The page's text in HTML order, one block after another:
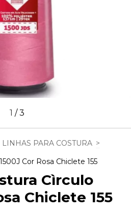
1 /3
LINHAS PARA COSTURA >
Cor Rosa Chiclete 155
Cìrculo
Chiclete 155